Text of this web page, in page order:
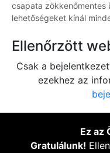
csapata
lehetőségeket kínál
Ellenőrzött
Csak a
ezekhez az
Ez az
Gratulálunk!